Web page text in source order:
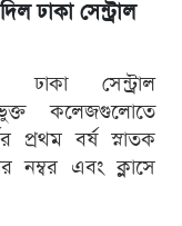
ঢাকা সেন্ট্রাল
ঢাকা সেন্ট্রাল
কলেজগুলোতে
প্রথম বর্ষ স্নাতক
নম্বর এবং ক্লাসে